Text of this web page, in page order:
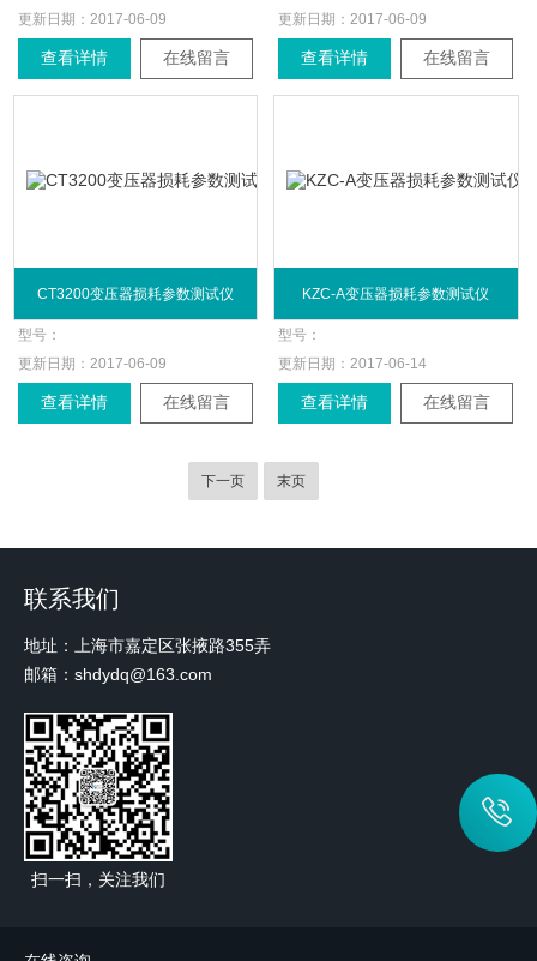
更新日期：2017-06-09
查看详情 在线留言
更新日期：2017-06-09
查看详情 在线留言
CT3200变压器损耗参数测试仪
型号：
更新日期： 2017-06-09
查看详情 在线留言
KZC-A变压器损耗参数测试仪
型号：
更新日期： 2017-06-14
查看详情 在线留言
下一页 末页
联系我们
地址：上海市嘉定区张掖路355弄
邮箱：shdydq@163.com
扫一扫，关注我们